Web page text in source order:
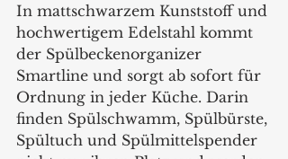
In mattschwarzem Kunststoff und
hochwertigem Edelstahl kommt
der Spülbeckenorganizer
Smartline und sorgt ab sofort für
Ordnung in jeder Küche. Darin
finden Spülschwamm, Spülbürste,
Spültuch und Spülmittelspender